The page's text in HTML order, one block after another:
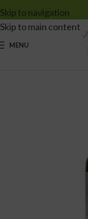
Skip to navigation
Skip to main content
MENU